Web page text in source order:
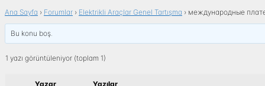
Ana Sayfa › Forumlar › Elektrikli Araçlar Genel Tartışma › международные
Bu konu boş.
1 yazı görüntüleniyor (toplam 1)
Yazar Yazılar